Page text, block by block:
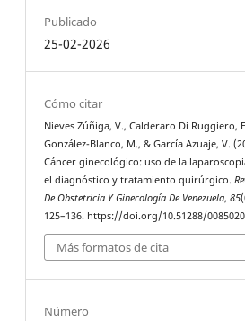
Publicado
25-02-2026
Cómo citar
Nieves Zúñiga, V., Calderaro Di Ruggiero,
González-Blanco, M., & García Azuaje, V.
Cáncer ginecológico: uso de la
el diagnóstico y tratamiento quirúrgico.
De Obstetricia Y Ginecología De Venezuela,85
125–136. https://doi.org/10.51288/
Más formatos de cita
Número